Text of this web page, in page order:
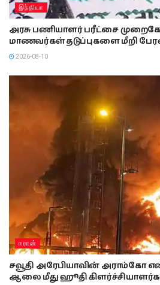
இந்தியா
அரசு பணியாளர் பரீட்சை
மாணவர்கள் தடுப்புகளை மீறி
2026-08-10
ஈரான்
சவூதி அரேபியாவின் அராம்கோ
ஆலை மீது ஹூதி